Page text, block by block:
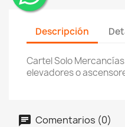
Descripción
Cartel Solo
elevadores o
Comentarios (0)
¨